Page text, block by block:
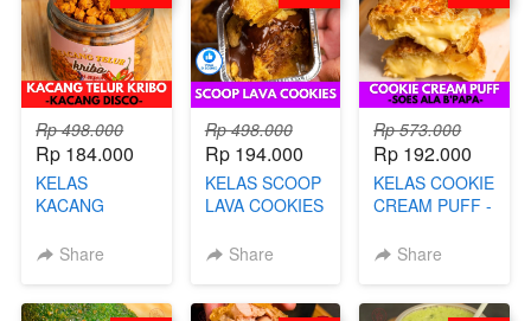
Rp 498.000
Rp 184.000
KELAS
KACANG
KACANG
Share
Rp 498.000
Rp 194.000
KELAS SCOOP
LAVA COOKIES
Share
Rp 573.000
Rp 192.000
KELAS COOKIE
CREAM PUFF -
B’PAPA-BY
Share